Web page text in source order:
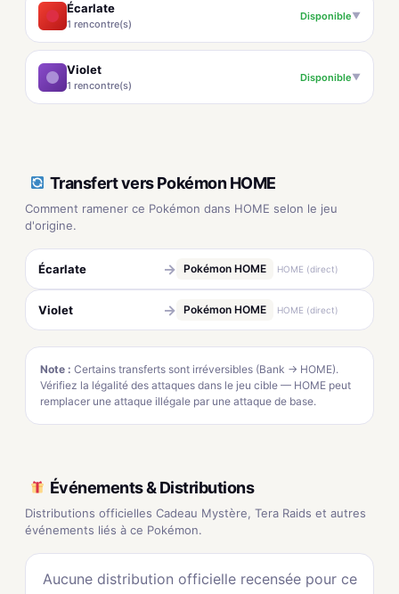
Écarlate
1 rencontre(s)
Disponible▼
Violet
1 rencontre(s)
Disponible▼
Transfert vers Pokémon HOME
Comment ramener ce Pokémon dans HOME selon le jeu
d'origine.
Écarlate → Pokémon HOME HOME (direct)
Violet → Pokémon HOME HOME (direct)
Note : Certains transferts sont irréversibles (Bank → HOME).
Vérifiez la légalité des attaques dans le jeu cible — HOME peut
remplacer une attaque illégale par une attaque de base.
Événements & Distributions
Distributions officielles Cadeau Mystère, Tera Raids et autres
événements liés à ce Pokémon.
Aucune distribution officielle recensée pour ce